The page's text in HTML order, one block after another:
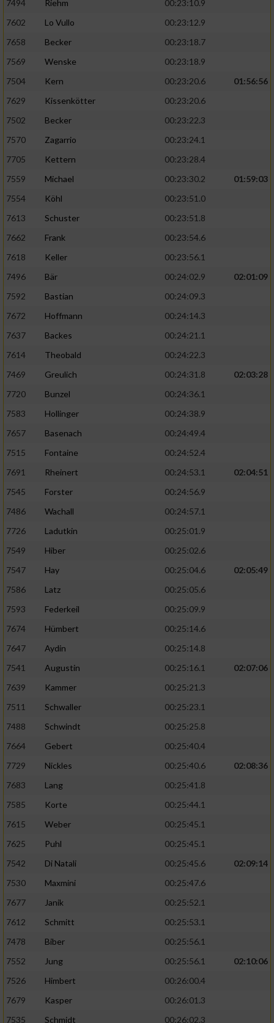
7494 Riehm
00:23:10.9
7602
Lo Vullo
00:23:12.9
7658
Becker
00:23:18.7
7569
Wenske
00:23:18.9
7504
Kern 00:23:20.6
01:56:56
7629
Kissenkötter
00:23:20.6
7502
Becker
00:23:22.3
7570
Zagarrio
00:23:24.1
7705
Kettern
00:23:28.4
7559
Michael 00:23:30.2
01:59:03
7554
Köhl
00:23:51.0
7613
Schuster
00:23:51.8
7662
Frank
00:23:54.6
7618
Keller
00:23:56.1
7496
Bär 00:24:02.9
02:01:09
7592
Bastian
00:24:09.3
7672
Hoffmann
00:24:14.3
7637
Backes
00:24:21.1
7614
Theobald
00:24:22.3
7469
Greulich 00:24:31.8
02:03:28
7720
Bunzel
00:24:36.1
7583
Hollinger
00:24:38.9
7657
Basenach
00:24:49.4
7515
Fontaine
00:24:52.4
7691
Rheinert 00:24:53.1
02:04:51
7545
Forster
00:24:56.9
7486
Wachall
00:24:57.1
7726
Ladutkin
00:25:01.9
7549
Hiber
00:25:02.6
7547
Hay 00:25:04.6
02:05:49
7586
Latz
00:25:05.6
7593
Federkeil
00:25:09.9
7674
Hümbert
00:25:14.6
7647
Aydin
00:25:14.8
7541
Augustin 00:25:16.1
02:07:06
7639
Kammer
00:25:21.3
7511
Schwaller
00:25:23.1
7488
Schwindt
00:25:25.8
7664
Gebert
00:25:40.4
7729
Nickles 00:25:40.6
02:08:36
7683
Lang
00:25:41.8
7585
Korte
00:25:44.1
7615
Weber
00:25:45.1
7625
Puhl
00:25:45.1
7542
Di Natali 00:25:45.6
02:09:14
7530
Maxmini
00:25:47.6
7677
Janik
00:25:52.1
7612
Schmitt
00:25:53.1
7478
Biber
00:25:56.1
7552
Jung 00:25:56.1
02:10:06
7526
Himbert
00:26:00.4
7679
Kasper
00:26:01.3
7535
Schmidt
00:26:02.3